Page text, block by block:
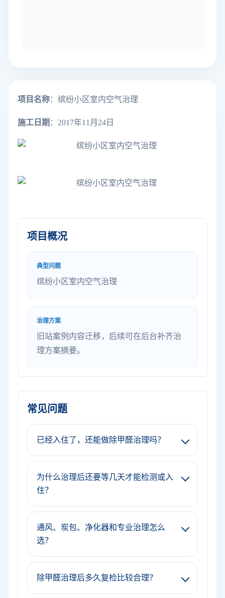
项目名称：缤纷小区室内空气治理
施工日期 ：2017年11月24日
项目概况
典型问题
缤纷小区室内空气治理
治理方案
旧站案例内容迁移，后续可在后台补齐治
理方案摘要。
常见问题
已经入住了，还能做除甲醛治理吗？
为什么治理后还要等几天才能检测或入
住？
通风、炭包、净化器和专业治理怎么
选？
除甲醛治理后多久复检比较合理？